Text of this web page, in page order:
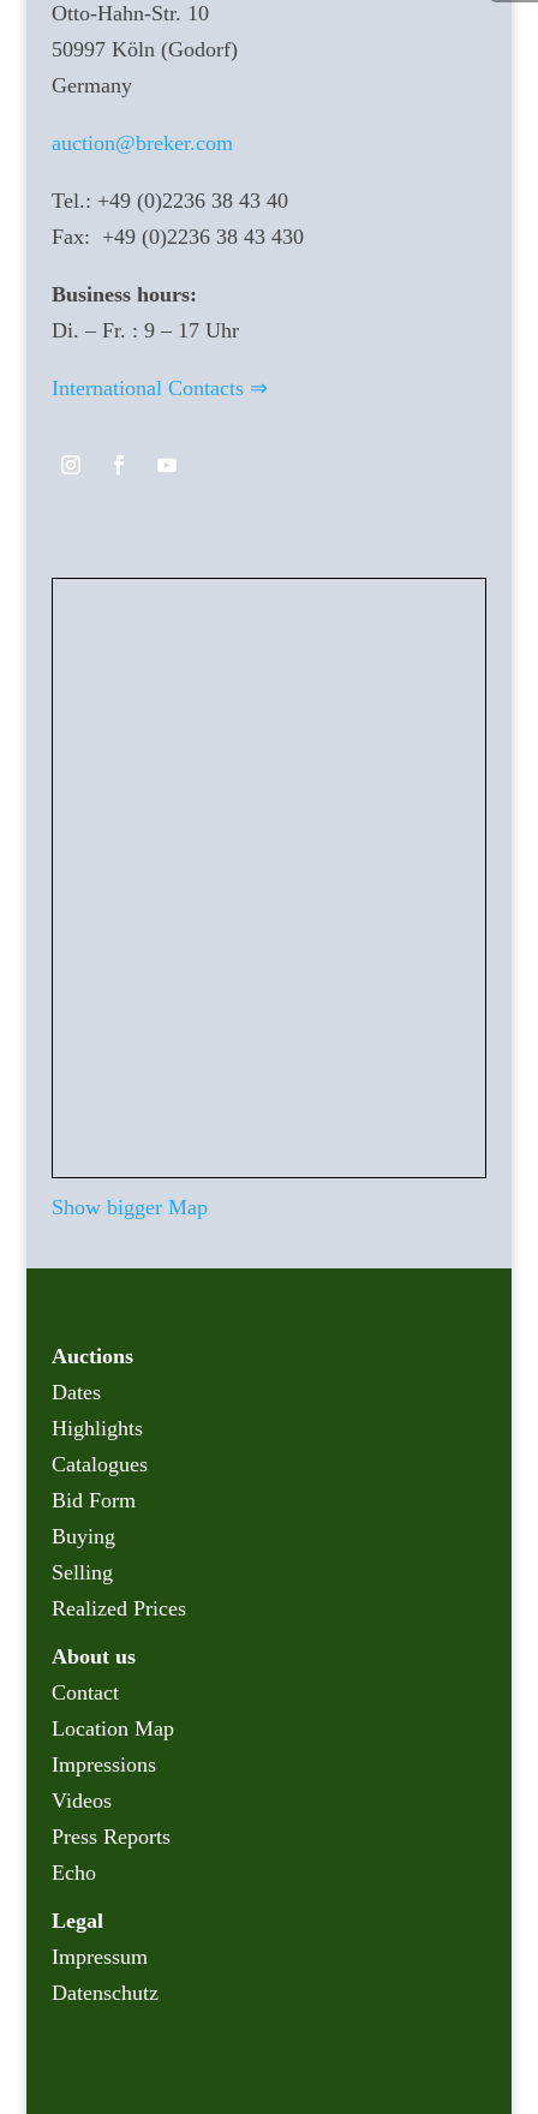
Otto-Hahn-Str. 10
50997 Köln (Godorf)
Germany
auction@breker.com
Tel.: +49 (0)2236 38 43 40
Fax: +49 (0)2236 38 43 430
Business hours:
Di. – Fr. : 9 – 17 Uhr
International Contacts ⇒
Show bigger Map
Auctions
Dates
Highlights
Catalogues
Bid Form
Buying
Selling
Realized Prices
About us
Contact
Location Map
Impressions
Videos
Press Reports
Echo
Legal
Impressum
Datenschutz